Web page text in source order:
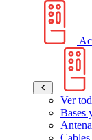
Ver
Bases
Cables